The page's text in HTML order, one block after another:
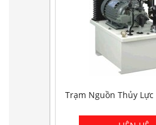
Trạm Nguồn Thủy Lực